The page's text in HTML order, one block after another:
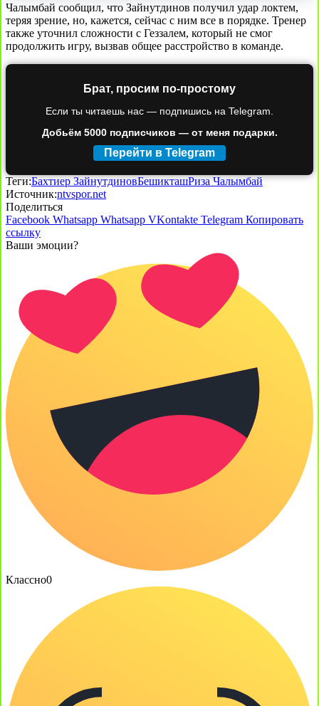
Чалымбай сообщил, что Зайнутдинов получил удар локтем,
теряя зрение, но, кажется, сейчас с ним все в порядке. Тренер
также уточнил сложности с Геззалем, который не смог
продолжить игру, вызвав общее расстройство в команде.
Брат, просим по-простому
Если ты читаешь нас — подпишись на Telegram.
Добьём 5000 подписчиков — от меня подарки.
Перейти в Telegram
Теги:Бахтиер ЗайнутдиновБешикташРиза Чалымбай
Источник:ntvspor.net
Поделиться
Facebook Whatsapp Whatsapp VKontakte Telegram Копировать
ссылку
Ваши эмоции?
Классно0